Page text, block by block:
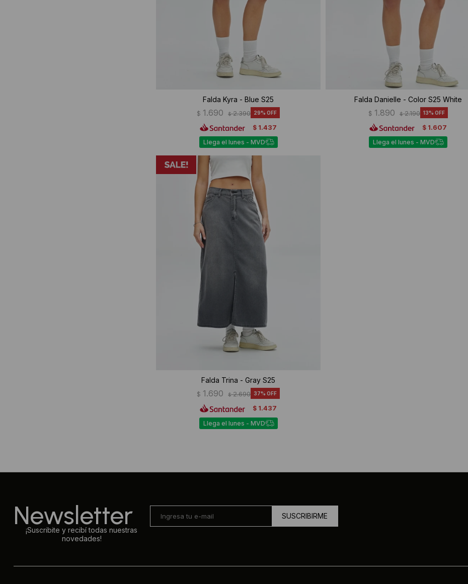
Falda Kyra - Blue S25
$ 1.690 $ 2.390 29
$ 1.437
Llega el lunes - MVD
Falda Danielle - Color S25 White
$ 1.890 $ 2.190 13
$ 1.607
Llega el lunes - MVD
Falda Trina - Gray S25
$ 1.690 $ 2.690 37
$ 1.437
Llega el lunes - MVD
Newsletter
¡Suscribite y recibí todas nuestras
novedades!
SUSCRIBIRME